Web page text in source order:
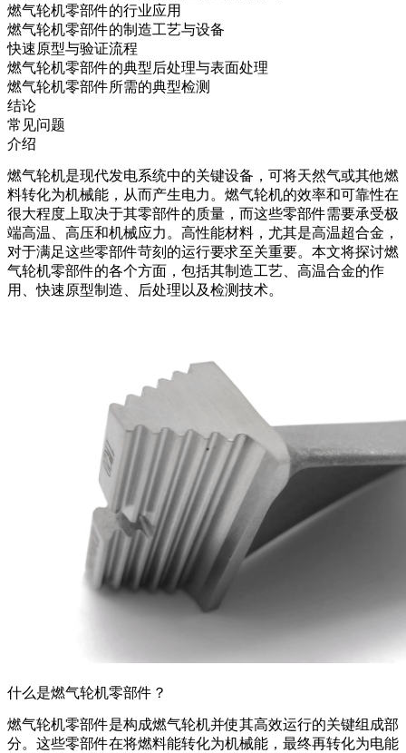
燃气轮机零部件的行业应用
燃气轮机零部件的制造工艺与设备
快速原型与验证流程
燃气轮机零部件的典型后处理与表面处理
燃气轮机零部件所需的典型检测
结论
常见问题
介绍
燃气轮机是现代发电系统中的关键设备，可将天然气或其他燃
料转化为机械能，从而产生电力。燃气轮机的效率和可靠性在
很大程度上取决于其零部件的质量，而这些零部件需要承受极
端高温、高压和机械应力。 高性能材料 ，尤其是高温超合金，
对于满足这些零部件苛刻的运行要求至关重要。本文将探讨燃
气轮机零部件的各个方面，包括其制造工艺、高温合金的作
用、快速原型制造、
后处理 以及检测技术。
什么是燃气轮机零部件？
燃气轮机零部件是构成燃气轮机并使其高效运行的关键组成部
分。这些零部件在将燃料能转化为机械能，最终再转化为电能